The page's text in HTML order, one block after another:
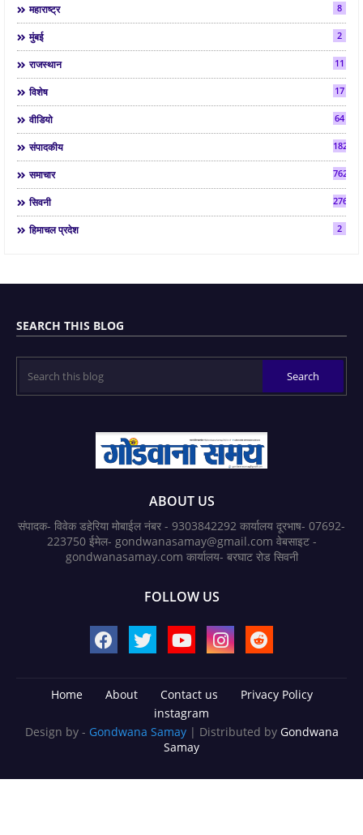
महाराष्ट्र 8
मुंबई 2
राजस्थान 11
विशेष 17
वीडियो 64
संपादकीय 182
समाचार 7624
सिवनी 2763
हिमाचल प्रदेश 2
SEARCH THIS BLOG
ABOUT US
संपादक- विवेक डहेरिया मोबाईल नंबर - 9303842292 कार्यालय दूरभाष- 07692-
223750 ईमेल- gondwanasamay@gmail.com वेबसाइट -
gondwanasamay.com कार्यालय- बरघाट रोड सिवनी
FOLLOW US
Home About Contact us
Privacy Policy
instagram
Design by - Gondwana Samay | Distributed by Gondwana
Samay